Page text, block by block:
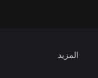
المزيد